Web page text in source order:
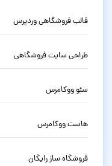
قالب فروشگاهی وردپرس
طراحی سایت فروشگاهی
سئو ووکامرس
هاست ووکامرس
فروشگاه ساز رایگان